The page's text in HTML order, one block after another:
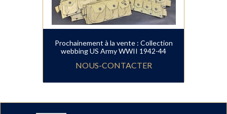
Prochainement à la vente : Collection
webbing US Army WWII 1942-44
NOUS-CONTACTER